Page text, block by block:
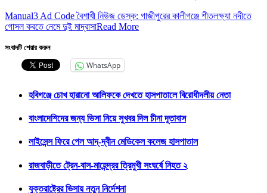
Manual3 Ad Code বৈশাখী নিউজ ডেস্ক: গাজীপুরের কালীগঞ্জে শীতলক্ষ্যা নদীতে
গোসল করতে নেমে দুই মাদ্রাসাRead More
সংবাদটি শেয়ার করুন
WhatsApp
হবিগঞ্জে চোখ হারানো আলিফকে দেখতে হাসপাতালে বিরোধীদলীয় নেতা
বাংলাদেশিদের জন্য ভিসা নিয়ে সুখবর দিল চীনা দূতাবাস
লাইসেন্স ফিরে পেল আদ্-দ্বীন মেডিকেল কলেজ হাসপাতাল
রাজবাড়ীতে ট্রেন-বাস-মাহেন্দ্রর ত্রিমুখী সংঘর্ষে নিহত ২
যুক্তরাষ্ট্রের ভিসায় নতুন নির্দেশনা